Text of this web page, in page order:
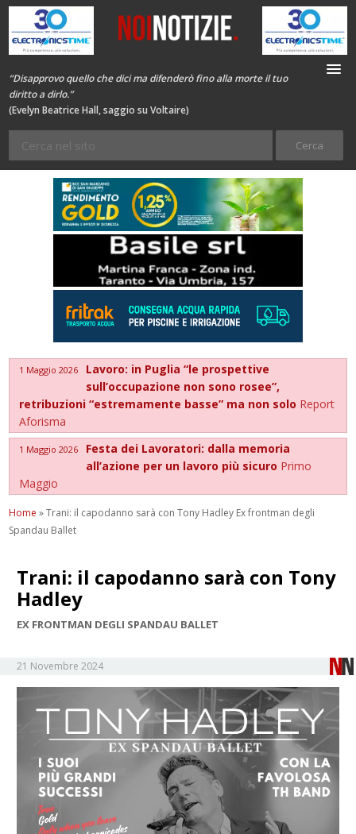
“Disapprovo quello che dici ma difenderò fino alla morte il tuo
diritto a dirlo.”
(Evelyn Beatrice Hall, saggio su Voltaire)
1 Maggio 2026
Lavoro: in Puglia “le prospettive
sull’occupazione non sono rosee”,
retribuzioni “estremamente basse” ma non solo Report
Aforisma
1 Maggio 2026
Festa dei Lavoratori: dalla memoria
all’azione per un lavoro più sicuro Primo
Maggio
Home »Trani: il capodanno sarà con Tony Hadley Ex frontman degli
Spandau Ballet
Trani: il capodanno sarà con Tony
Hadley
EX FRONTMAN DEGLI SPANDAU BALLET
21 Novembre 2024